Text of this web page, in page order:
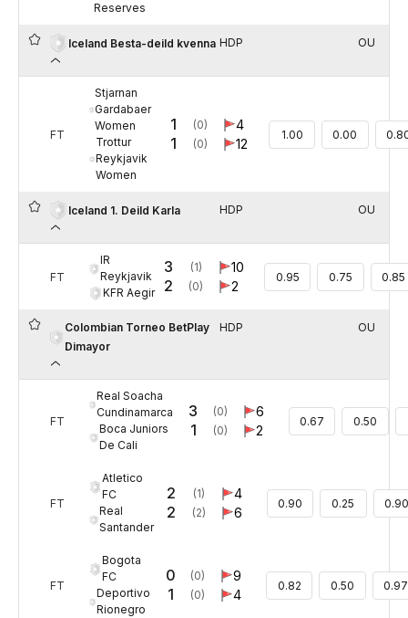
Reserves
Iceland Besta-deild kvenna HDP OU
FT
Stjarnan
Gardabaer
Women
Trottur
Reykjavik
Women
1
1
(0)
(0)
4
12
1.00 0.00
Iceland 1. Deild Karla HDP OU
FT
IR
Reykjavik
KFR Aegir
3
2
(1)
(0)
10
2
0.95 0.75 0.85
Colombian Torneo BetPlay
Dimayor
HDP OU
FT
Real Soacha
Cundinamarca
Boca Juniors
De Cali
3
1
(0)
(0)
6
2
0.67 0.50
FT
Atletico
FC
Real
Santander
2
2
(1)
(2)
4
6
0.90 0.25 0.90
FT
Bogota
FC
Deportivo
Rionegro
0
1
(0)
(0)
9
4
0.82 0.50 0.97